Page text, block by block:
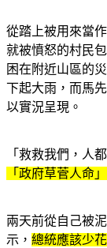
從踏上被用來當
就被憤怒的村民
困在附近山區的
下起大雨，而馬
以實況呈現。
「救救我們，人
「政府草菅人命
兩天前從自己被
示， 總統應該少